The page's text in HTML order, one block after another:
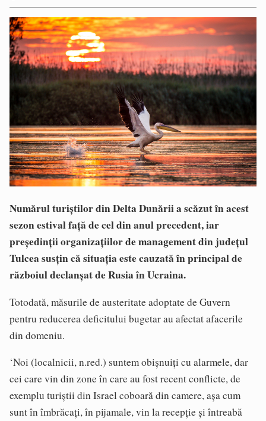
Numărul turiștilor din Delta Dunării a scăzut în acest
sezon estival față de cel din anul precedent, iar
președinții organizațiilor de management din județul
Tulcea susțin că situația este cauzată în principal de
războiul declanșat de Rusia în Ucraina.
Totodată, măsurile de austeritate adoptate de Guvern
pentru reducerea deficitului bugetar au afectat afacerile
din domeniu.
‘Noi (localnicii, n.red.) suntem obișnuiți cu alarmele, dar
cei care vin din zone în care au fost recent conflicte, de
exemplu turiștii din Israel coboară din camere, așa cum
sunt în îmbrăcați, în pijamale, vin la recepție și întreabă